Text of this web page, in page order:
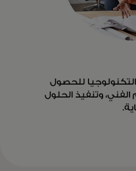
للحصول
الفني، وتنفيذ الحلول